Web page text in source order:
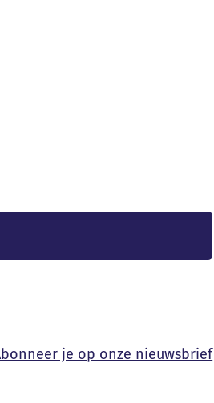
je op onze nieuwsbrief